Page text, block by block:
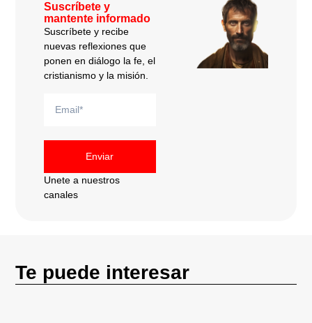
Suscríbete y
mantente informado
Suscríbete y recibe
nuevas reflexiones que
ponen en diálogo la fe, el
cristianismo y la misión.
Enviar
Unete a nuestros
canales
Te puede interesar